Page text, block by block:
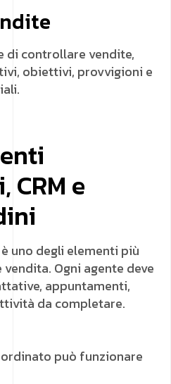
di controllare vendite,
obiettivi, provvigioni e
CRM e
è uno degli elementi più
Ogni agente deve
appuntamenti,
da completare.
può funzionare